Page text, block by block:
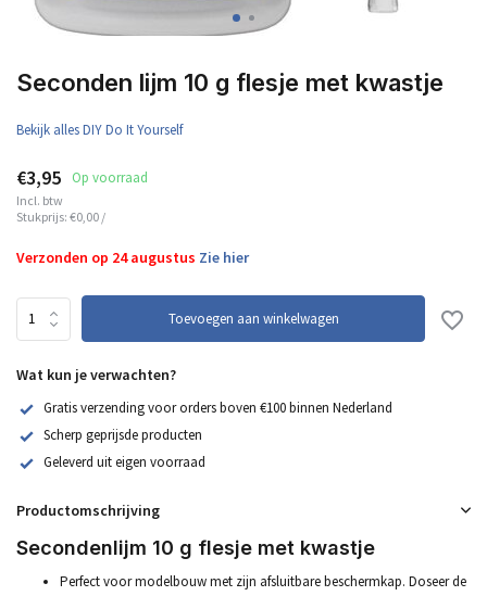
Seconden lijm 10 g flesje met kwastje
Bekijk alles DIY Do It Yourself
€3,95 Op voorraad
Incl. btw
Stukprijs: €0,00 /
Verzonden op 24 augustus Zie hier
Toevoegen aan winkelwagen
Wat kun je verwachten?
Gratis verzending voor orders boven €100 binnen Nederland
Scherp geprijsde producten
Geleverd uit eigen voorraad
Productomschrijving
Secondenlijm 10 g flesje met kwastje
Perfect voor modelbouw met zijn afsluitbare beschermkap. Doseer de